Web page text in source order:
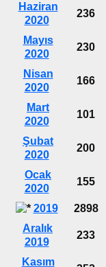
Haziran
2020
236
Mayıs
2020
230
Nisan
2020
166
Mart
2020
101
Şubat
2020
200
Ocak
2020
155
2019 2898
Aralık
2019
233
Kasım